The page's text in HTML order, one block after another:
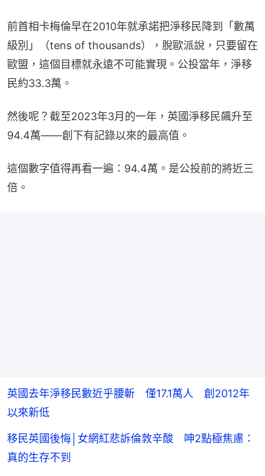
前首相卡梅倫早在2010年就承諾把淨移民降到「數萬
級別」（tens of thousands），脫歐派說，只要留在
歐盟，這個目標就永遠不可能實現。公投當年，淨移
民約33.3萬。
然後呢？截至2023年3月的一年，英國淨移民飆升至
94.4萬——創下有記錄以來的最高值。
這個數字值得再看一遍：94.4萬。是公投前的將近三
倍。
英國去年淨移民數近乎腰斬 僅17.1萬人 創2012年
以來新低
移民英國後悔│女網紅悲訴倫敦辛酸 呻2點極焦慮：
真的生存不到